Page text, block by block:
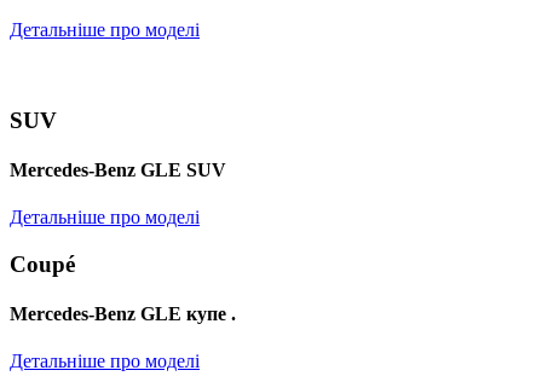
Детальніше про моделі
SUV
Mercedes-Benz GLE SUV
Детальніше про моделі
Coupé
Mercedes-Benz GLE купе .
Детальніше про моделі